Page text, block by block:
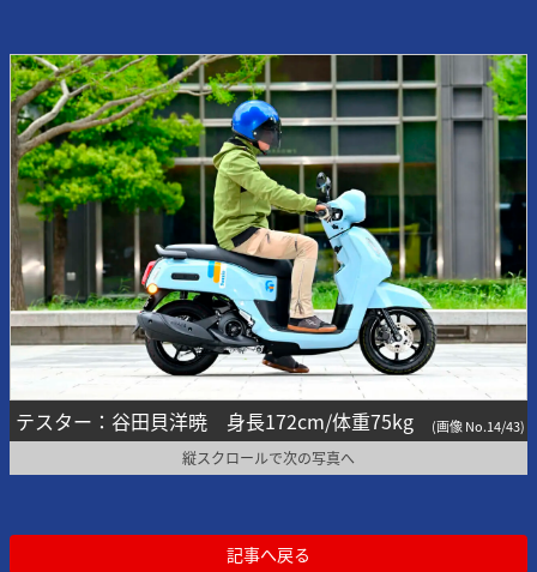
テスター：谷田貝洋暁 身長172cm/体重75kg (画像 No.14/43)
縦スクロールで次の写真へ
記事へ戻る